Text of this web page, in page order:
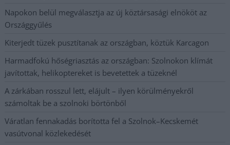
Napokon belül megválasztja az új köztársasági elnököt az
Országgyűlés
Kiterjedt tüzek pusztítanak az országban, köztük Karcagon
Harmadfokú hőségriasztás az országban: Szolnokon klímát
javítottak, helikoptereket is bevetettek a tüzeknél
A zárkában rosszul lett, elájult – ilyen körülményekről
számoltak be a szolnoki börtönből
Váratlan fennakadás borította fel a Szolnok–Kecskemét
vasútvonal közlekedését